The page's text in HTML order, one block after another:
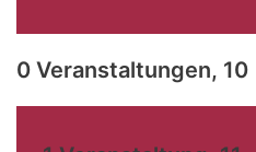
0 Veranstaltungen, 10